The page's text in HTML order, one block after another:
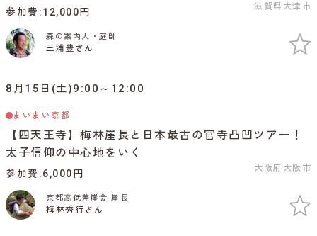
滋賀県大津市
参加費 12,000円
森の案内人・庭師
三浦豊さん
8月15日(土)9:00～12:00
まいまい京都
【四天王寺】梅林崖長と日本最古の官寺凸凹ツアー！
太子信仰の中心地をいく
大阪府大阪市
参加費 6,000円
京都高低差崖会 崖長
梅林秀行さん